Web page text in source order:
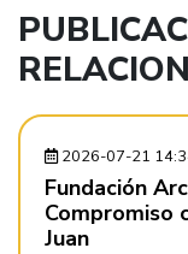
2026-07-21
Fundación
Compromiso
Juan